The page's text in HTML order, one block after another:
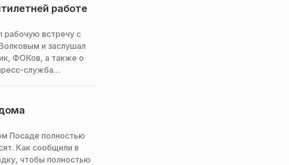
работе
рабочую встречу с
и заслушал
ФОКов, а также о
служба
Посаде полностью
Как сообщили в
чтобы полностью